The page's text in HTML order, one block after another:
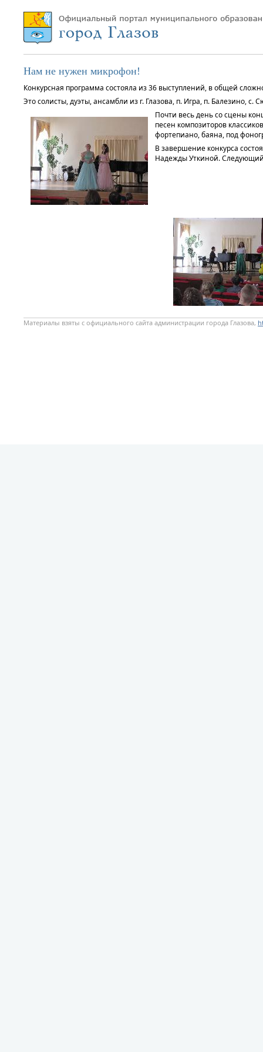
Нам не нужен микрофон!
Конкурсная программа состояла из 36 выступлений, в общей
Это солисты, дуэты, ансамбли из г. Глазова, п. Игра, п. Балезино, с.
Почти весь день со сцены
песен композиторов
фортепиано, баяна, под
В завершение конкурса
Надежды Уткиной. Следующий
Материалы взяты с официального сайта администрации города Глазова,